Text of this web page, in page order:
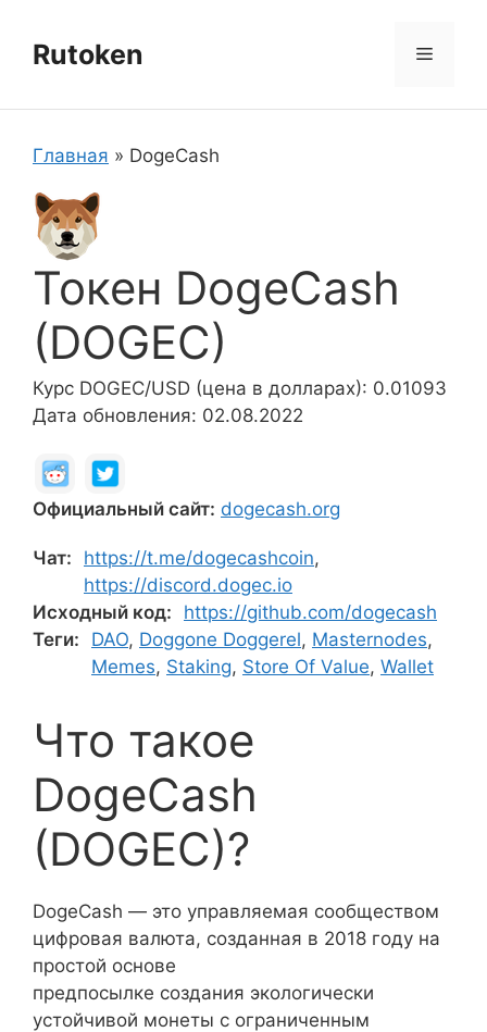
содержимому
Rutoken Меню
Главная » DogeCash
Токен DogeCash
(DOGEC)
Курс DOGEC/USD (цена в долларах): 0.01093
Дата обновления: 02.08.2022
Официальный сайт: dogecash.org
Чат: https://t.me/dogecashcoin,
https://discord.dogec.io
Исходный код:
https://github.com/dogecash
Теги:
DAO, Doggone Doggerel, Masternodes,
Memes, Staking, Store Of Value, Wallet
Что такое
DogeCash
(DOGEC)?
DogeCash — это управляемая сообществом
цифровая валюта, созданная в 2018 году на
простой основе
предпосылке создания экологически
устойчивой монеты с ограниченным